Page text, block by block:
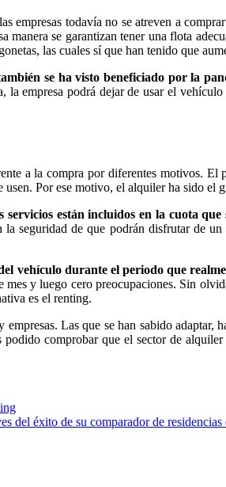
empresas todavía no se atreven a
se garantizan tener una flota
las cuales sí que han tenido que
se ha visto beneficiado por la
la empresa podrá dejar de usar el
a la compra por diferentes motivos.
usen. Por ese motivo, el alquiler ha sido el
servicios están incluidos en la cuota que
seguridad de que podrán disfrutar de
vehículo durante el periodo que
y luego cero preocupaciones. Sin
es el renting.
Las que se han sabido
comprobar que el sector de
del éxito de su comparador de residencias